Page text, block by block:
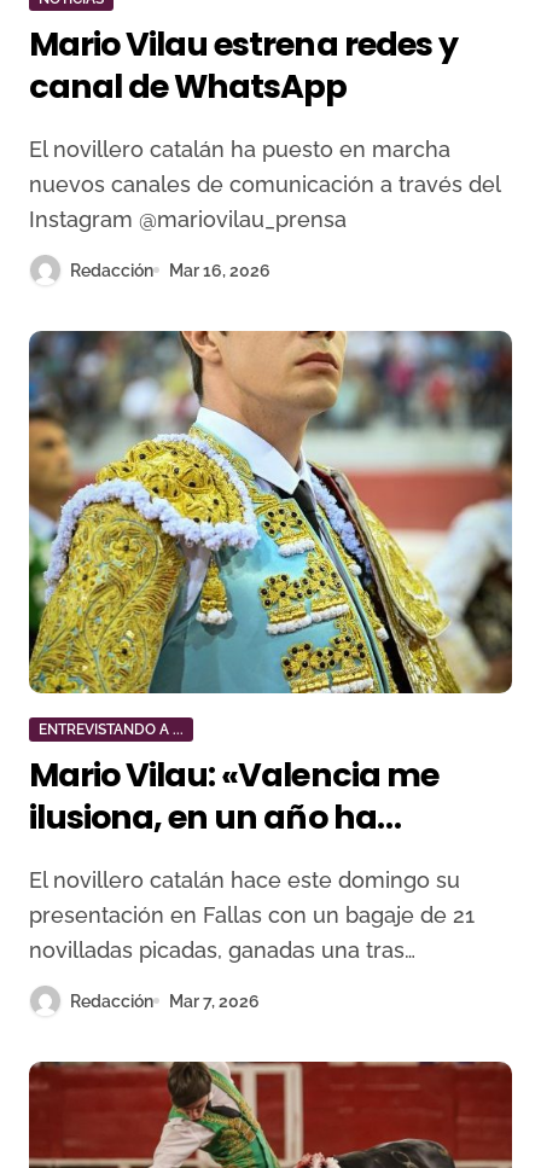
Mario Vilau estrena redes y
canal de WhatsApp
El novillero catalán ha puesto en marcha
nuevos canales de comunicación a través del
Instagram @mariovilau_prensa
Redacción Mar 16, 2026
ENTREVISTANDO A ...
Mario Vilau: «Valencia me
ilusiona, en un año ha
cambiado todo mucho»
El novillero catalán hace este domingo su
presentación en Fallas con un bagaje de 21
novilladas picadas, ganadas una tras…
Redacción Mar 7, 2026